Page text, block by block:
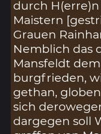
durch
Maistern
Grauen
Nemblich das
Mansfeldt
burgfrieden,
gethan,
sich
dargegen soll